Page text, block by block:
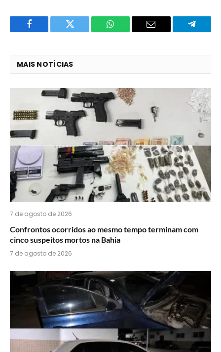
Facebook Twitter
O
do
WhatsApp?
E-
MAIS NOTÍCIAS
7 de agosto de 2026
Confrontos ocorridos ao mesmo tempo terminam com
cinco suspeitos mortos na Bahia
7 de agosto de 2026